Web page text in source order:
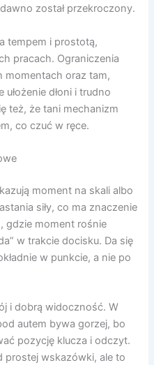
został przekroczony.
tempem i prostotą,
pracach. Ograniczenia
momentach oraz tam,
dłoni i trudno
też, że tani mechanizm
co czuć w ręce.
moment na skali albo
siły, co ma znaczenie
gdzie moment rośnie
w trakcie docisku. Da się
w punkcie, a nie po
i dobrą widoczność. W
autem bywa gorzej, bo
pozycję klucza i odczyt.
prostej wskazówki, ale to